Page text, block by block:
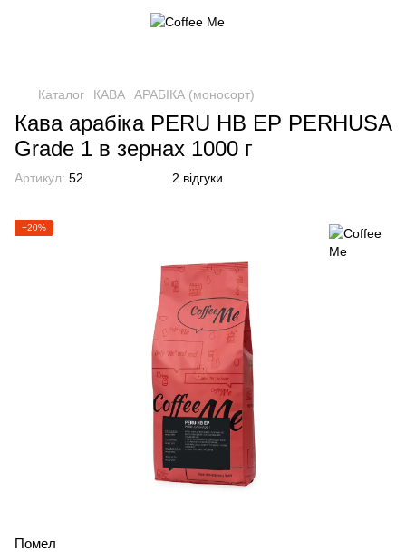
Каталог КАВА АРАБІКА (моносорт)
Кава арабіка PERU HB EP PERHUSA
Grade 1 в зернах 1000 г
Артикул: 52 2 відгуки
−20%
Помел